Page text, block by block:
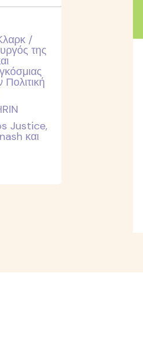
/
της
Justice,
και